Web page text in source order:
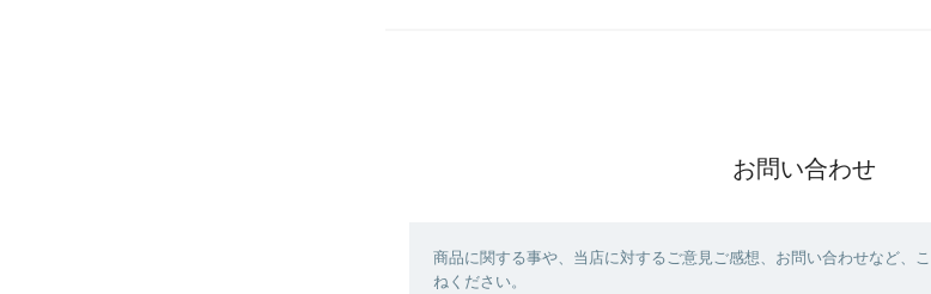
お問い合わせ
商品に関する事や、当店に対するご意見ご感想、お問い合わせなど、
ねください。